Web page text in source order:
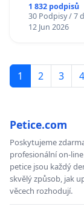
1 832 podpisů
30 Podpisy / 7
12 Jun 2026
1 2 3 4
Petice.com
Poskytujeme
profesionální on-
petice jsou každý
skvělý způsob, jak
věcech rozhodují.